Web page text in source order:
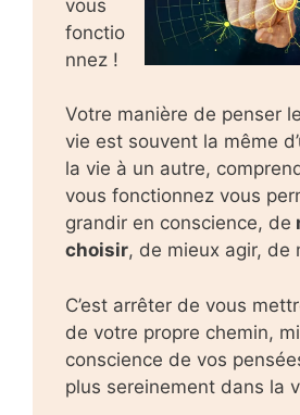
vous
fonctio
nnez !
Votre manière de penser
vie est souvent la même
la vie à un autre,
vous fonctionnez vous
grandir en conscience, de
choisir, de mieux agir, de
C’est arrêter de vous
de votre propre chemin,
conscience de vos
plus sereinement dans la